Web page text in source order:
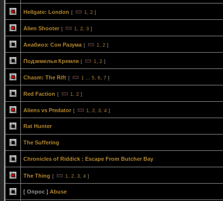
Hellgate: London [ 1 2 ]
Alien Shooter [ 1 2 3 ]
Анабиоз: Сон Разума [ 1 2 ]
Подземелья Кремля [ 1 2 ]
Chasm: The Rift [ 1 5 6 7 ]
Red Faction [ 1 2 ]
Aliens vs Predator [ 1 2 3 4 ]
Rat Hunter
The Suffering
Chronicles of Riddick : Escape From Butcher Bay
The Thing [ 1 2 3 4 ]
[ Опрос ] Abuse